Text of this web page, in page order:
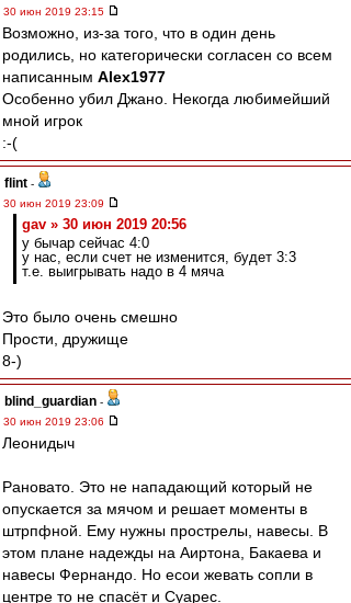
30 июн 2019 23:15
Возможно, из-за того, что в один день
родились, но категорически согласен со всем
написанным Alex1977
Особенно убил Джано. Некогда любимейший
мной игрок
:-(
flint -
30 июн 2019 23:09
gav » 30 июн 2019 20:56
у бычар сейчас 4:0
у нас, если счет не изменится, будет 3:3
т.е. выигрывать надо в 4 мяча
Это было очень смешно
Прости, дружище
8-)
blind_guardian -
30 июн 2019 23:06
Леонидыч
Рановато. Это не нападающий который не
опускается за мячом и решает моменты в
штрпфной. Ему нужны прострелы, навесы. В
этом плане надежды на Аиртона, Бакаева и
навесы Фернандо. Но есои жевать сопли в
центре то не спасёт и Суарес.